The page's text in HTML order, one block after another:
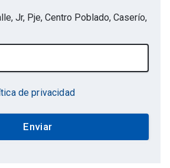
Jr, Pje, Centro Poblado, Caserío,
de privacidad
Enviar